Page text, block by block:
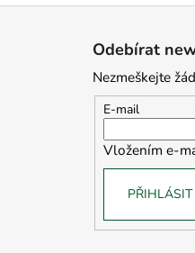
Odebírat
Nezmeškejte
E-mail
Vložením e-
PŘIHLÁSIT